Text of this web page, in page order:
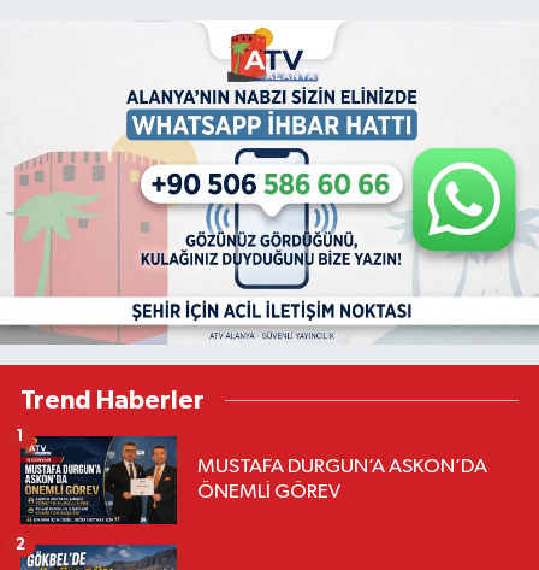
Trend Haberler
MUSTAFA DURGUN’A ASKON’DA
ÖNEMLİ GÖREV
1
2